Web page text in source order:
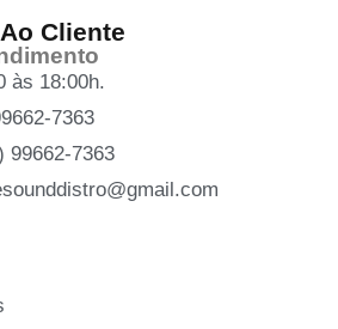
Cliente
às 18:00h.
7363
99662-7363